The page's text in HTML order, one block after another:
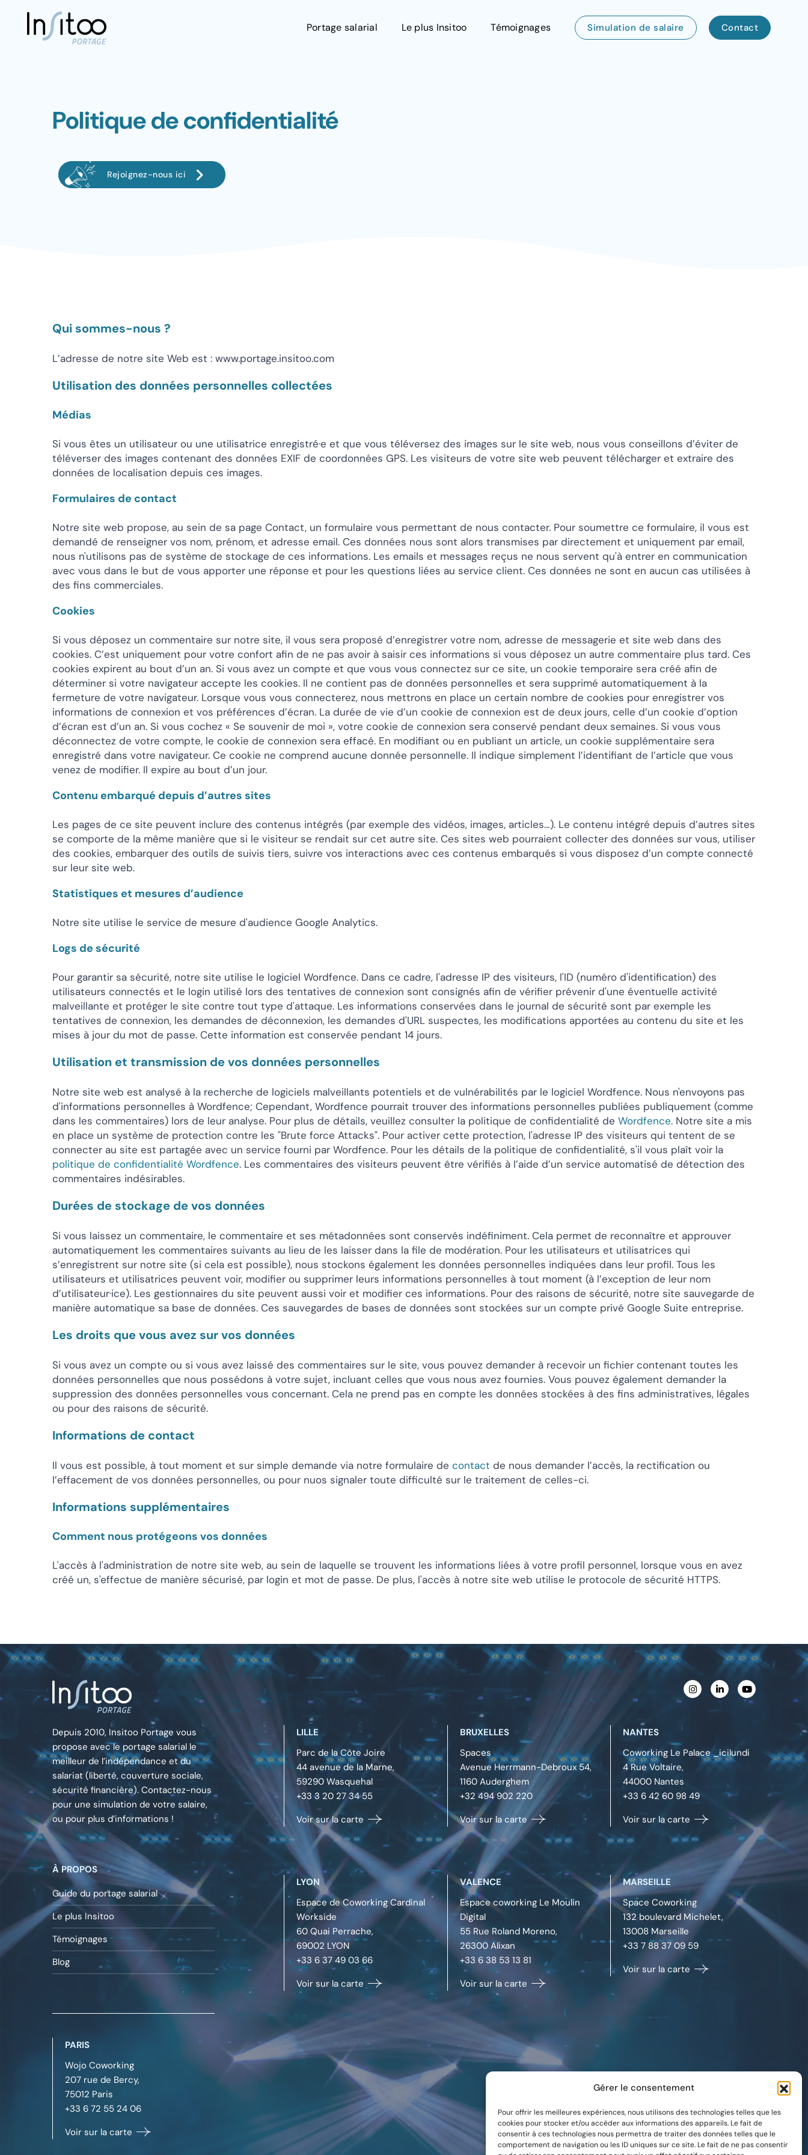
Gérer le consentement
Pour offrir les meilleures expériences, nous utilisons des technologies telles que les
cookies pour stocker et/ou accéder aux informations des appareils. Le fait de
consentir à ces technologies nous permettra de traiter des données telles que le
comportement de navigation ou les ID uniques sur ce site. Le fait de ne pas consentir
Portage salarial Le plus Insitoo Témoignages Simulation de salaire Contact
Politique de confidentialité
Rejoignez-nous ici
Qui sommes-nous ?
L’adresse de notre site Web est : www.portage.insitoo.com
Utilisation des données personnelles collectées
Médias
Si vous êtes un utilisateur ou une utilisatrice enregistré·e et que vous téléversez des images sur le site web, nous vous conseillons d’éviter de
téléverser des images contenant des données EXIF de coordonnées GPS. Les visiteurs de votre site web peuvent télécharger et extraire des
données de localisation depuis ces images.
Formulaires de contact
Notre site web propose, au sein de sa page Contact, un formulaire vous permettant de nous contacter. Pour soumettre ce formulaire, il vous est
demandé de renseigner vos nom, prénom, et adresse email. Ces données nous sont alors transmises par directement et uniquement par email,
nous n'utilisons pas de système de stockage de ces informations. Les emails et messages reçus ne nous servent qu'à entrer en communication
avec vous dans le but de vous apporter une réponse et pour les questions liées au service client. Ces données ne sont en aucun cas utilisées à
des fins commerciales.
Cookies
Si vous déposez un commentaire sur notre site, il vous sera proposé d’enregistrer votre nom, adresse de messagerie et site web dans des
cookies. C’est uniquement pour votre confort afin de ne pas avoir à saisir ces informations si vous déposez un autre commentaire plus tard. Ces
cookies expirent au bout d’un an. Si vous avez un compte et que vous vous connectez sur ce site, un cookie temporaire sera créé afin de
déterminer si votre navigateur accepte les cookies. Il ne contient pas de données personnelles et sera supprimé automatiquement à la
fermeture de votre navigateur. Lorsque vous vous connecterez, nous mettrons en place un certain nombre de cookies pour enregistrer vos
informations de connexion et vos préférences d’écran. La durée de vie d’un cookie de connexion est de deux jours, celle d’un cookie d’option
d’écran est d’un an. Si vous cochez « Se souvenir de moi », votre cookie de connexion sera conservé pendant deux semaines. Si vous vous
déconnectez de votre compte, le cookie de connexion sera effacé. En modifiant ou en publiant un article, un cookie supplémentaire sera
enregistré dans votre navigateur. Ce cookie ne comprend aucune donnée personnelle. Il indique simplement l’identifiant de l’article que vous
venez de modifier. Il expire au bout d’un jour.
Contenu embarqué depuis d’autres sites
Les pages de ce site peuvent inclure des contenus intégrés (par exemple des vidéos, images, articles…). Le contenu intégré depuis d’autres sites
se comporte de la même manière que si le visiteur se rendait sur cet autre site. Ces sites web pourraient collecter des données sur vous, utiliser
des cookies, embarquer des outils de suivis tiers, suivre vos interactions avec ces contenus embarqués si vous disposez d’un compte connecté
sur leur site web.
Statistiques et mesures d’audience
Notre site utilise le service de mesure d'audience Google Analytics.
Logs de sécurité
Pour garantir sa sécurité, notre site utilise le logiciel Wordfence. Dans ce cadre, l'adresse IP des visiteurs, l'ID (numéro d'identification) des
utilisateurs connectés et le login utilisé lors des tentatives de connexion sont consignés afin de vérifier prévenir d'une éventuelle activité
malveillante et protéger le site contre tout type d'attaque. Les informations conservées dans le journal de sécurité sont par exemple les
tentatives de connexion, les demandes de déconnexion, les demandes d'URL suspectes, les modifications apportées au contenu du site et les
mises à jour du mot de passe. Cette information est conservée pendant 14 jours.
Utilisation et transmission de vos données personnelles
Notre site web est analysé à la recherche de logiciels malveillants potentiels et de vulnérabilités par le logiciel Wordfence. Nous n'envoyons pas
d'informations personnelles à Wordfence; Cependant, Wordfence pourrait trouver des informations personnelles publiées publiquement (comme
dans les commentaires) lors de leur analyse. Pour plus de détails, veuillez consulter la politique de confidentialité de Wordfence. Notre site a mis
en place un système de protection contre les "Brute force Attacks". Pour activer cette protection, l'adresse IP des visiteurs qui tentent de se
connecter au site est partagée avec un service fourni par Wordfence. Pour les détails de la politique de confidentialité, s'il vous plaît voir la
politique de confidentialité Wordfence. Les commentaires des visiteurs peuvent être vérifiés à l’aide d’un service automatisé de détection des
commentaires indésirables.
Durées de stockage de vos données
Si vous laissez un commentaire, le commentaire et ses métadonnées sont conservés indéfiniment. Cela permet de reconnaître et approuver
automatiquement les commentaires suivants au lieu de les laisser dans la file de modération. Pour les utilisateurs et utilisatrices qui
s’enregistrent sur notre site (si cela est possible), nous stockons également les données personnelles indiquées dans leur profil. Tous les
utilisateurs et utilisatrices peuvent voir, modifier ou supprimer leurs informations personnelles à tout moment (à l’exception de leur nom
d’utilisateur·ice). Les gestionnaires du site peuvent aussi voir et modifier ces informations. Pour des raisons de sécurité, notre site sauvegarde de
manière automatique sa base de données. Ces sauvegardes de bases de données sont stockées sur un compte privé Google Suite entreprise.
Les droits que vous avez sur vos données
Si vous avez un compte ou si vous avez laissé des commentaires sur le site, vous pouvez demander à recevoir un fichier contenant toutes les
données personnelles que nous possédons à votre sujet, incluant celles que vous nous avez fournies. Vous pouvez également demander la
suppression des données personnelles vous concernant. Cela ne prend pas en compte les données stockées à des fins administratives, légales
ou pour des raisons de sécurité.
Informations de contact
Il vous est possible, à tout moment et sur simple demande via notre formulaire de contact de nous demander l’accès, la rectification ou
l’effacement de vos données personnelles, ou pour nuos signaler toute difficulté sur le traitement de celles-ci.
Informations supplémentaires
Comment nous protégeons vos données
L'accès à l'administration de notre site web, au sein de laquelle se trouvent les informations liées à votre profil personnel, lorsque vous en avez
créé un, s'effectue de manière sécurisé, par login et mot de passe. De plus, l'accès à notre site web utilise le protocole de sécurité HTTPS.
Depuis 2010, Insitoo Portage vous
propose avec le portage salarial le
meilleur de l’indépendance et du
salariat (liberté, couverture sociale,
sécurité financière). Contactez-nous
pour une simulation de votre salaire,
ou pour plus d’informations !
À PROPOS
Guide du portage salarial
Le plus Insitoo
Témoignages
Blog
PARIS
Wojo Coworking
207 rue de Bercy,
75012 Paris
+33 6 72 55 24 06
Voir sur la carte
LILLE
Parc de la Côte Joire
44 avenue de la Marne,
59290 Wasquehal
+33 3 20 27 34 55
Voir sur la carte
BRUXELLES
Spaces
Avenue Herrmann-Debroux 54,
1160 Auderghem
+32 494 902 220
Voir sur la carte
NANTES
Coworking Le Palace _icilundi
4 Rue Voltaire,
44000 Nantes
+33 6 42 60 98 49
Voir sur la carte
LYON
Espace de Coworking Cardinal
Workside
60 Quai Perrache,
69002 LYON
+33 6 37 49 03 66
Voir sur la carte
VALENCE
Espace coworking Le Moulin
Digital
55 Rue Roland Moreno,
26300 Alixan
+33 6 38 53 13 81
Voir sur la carte
MARSEILLE
Space Coworking
132 boulevard Michelet,
13008 Marseille
+33 7 88 37 09 59
Voir sur la carte